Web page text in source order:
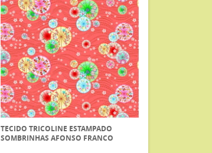
TECIDO TRICOLINE ESTAMPADO
SOMBRINHAS AFONSO FRANCO